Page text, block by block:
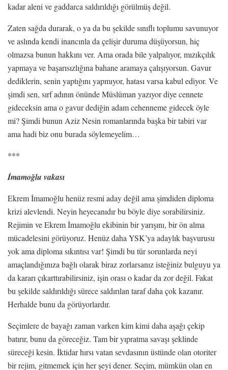
kadar aleni ve gaddarca saldırıldığı görülmüş değil.
Zaten sağda durarak, o ya da bu şekilde sınıflı toplumu savunuyor
ve aslında kendi inancınla da çelişir duruma düşüyorsun, hiç
olmazsa bunun hakkını ver. Ama orada bile yalpalıyor, mızıkçılık
yapmaya ve başarısızlığına bahane aramaya çalışıyorsun. Gavur
dediklerin, senin yaptığını yapmıyor, hatası varsa kabul ediyor. Ve
şimdi sen, sırf adının önünde Müslüman yazıyor diye cennete
gideceksin ama o gavur dediğin adam cehenneme gidecek öyle
mi? Şimdi bunun Aziz Nesin romanlarında başka bir tabiri var
ama hadi biz onu burada söylemeyelim…
***
İmamoğlu vakası
Ekrem İmamoğlu henüz resmi aday değil ama şimdiden diploma
krizi alevlendi. Neyin heyecanıdır bu böyle diye sorabilirsiniz.
Rejimin ve Ekrem İmamoğlu ekibinin bir yarışını, bir ön alma
mücadelesini görüyoruz. Henüz daha YSK’ya adaylık başvurusu
yok ama diploma sıkıntısı var! Şimdi bu tür sorunlarda neyi
amaçlandığınıza bağlı olarak biraz zorlarsanız isteğiniz bulguyu ya
da kararı çıkarttırabilirsiniz, işin orası o kadar da zor değil. Fakat
bu şekilde saldırıldığı sürece saldırılan taraf daha çok kazanır.
Herhalde bunu da görüyorlardır.
Seçimlere de bayağı zaman varken kim kimi daha aşağı çekip
batırır, bunu da göreceğiz. Tam bir yıpratma savaşı şeklinde
süreceği kesin. İktidar hırsı vatan sevdasının üstünde olan otoriter
bir rejim, gitmemek için her şeyi dener. Seçim, mümkün olan en